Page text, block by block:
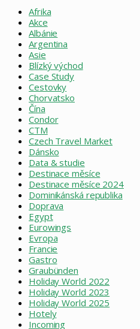
Afrika
Akce
Albánie
Argentina
Asie
Blízký východ
Case Study
Cestovky
Chorvatsko
Čína
Condor
CTM
Czech Travel Market
Dánsko
Data & studie
Destinace měsíce
Destinace měsíce 2024
Dominikánská republika
Doprava
Egypt
Eurowings
Evropa
Francie
Gastro
Graubünden
Holiday World 2022
Holiday World 2023
Holiday World 2025
Hotely
Incoming